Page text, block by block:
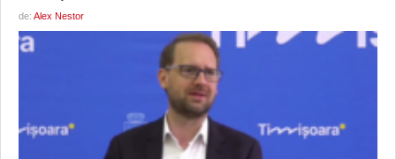
de: Alex Nestor